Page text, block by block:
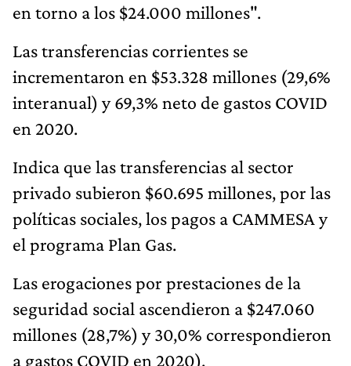
en torno a los $24.000 millones".
Las transferencias corrientes se
incrementaron en $53.328 millones (29,6%
interanual) y 69,3% neto de gastos COVID
en 2020.
Indica que las transferencias al sector
privado subieron $60.695 millones, por las
políticas sociales, los pagos a CAMMESA y
el programa Plan Gas.
Las erogaciones por prestaciones de la
seguridad social ascendieron a $247.060
millones (28,7%) y 30,0% correspondieron
a gastos COVID en 2020).